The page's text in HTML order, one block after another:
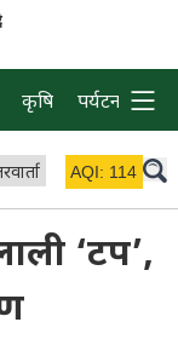
कृषि पर्यटन प्रवास
विचार/ब्लग
AQI: 114
‘टप’,